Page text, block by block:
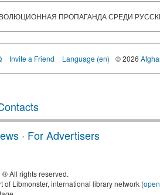
ПРОПАГАНДА СРЕДИ
Invite a Friend Language (en) © 2026
· For Advertisers
® All rights reserved.
of Libmonster, international library network (